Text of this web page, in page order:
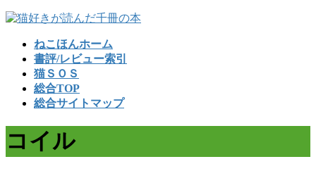
コ
ッ
プ
ナ
移
動
ねこほんホーム
書評/レビュー索引
猫ＳＯＳ
総合TOP
総合サイトマップ
コイル